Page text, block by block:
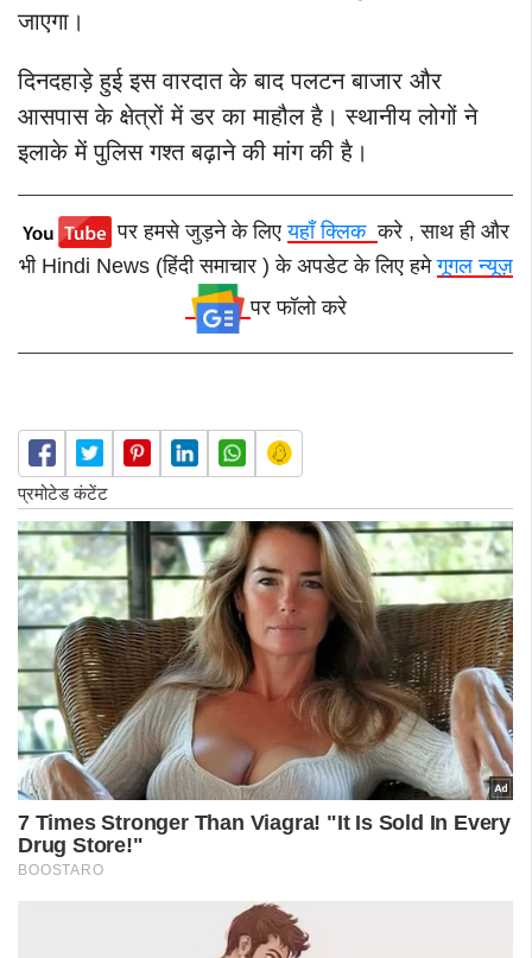
जाएगा।
दिनदहाड़े हुई इस वारदात के बाद पलटन बाजार और
आसपास के क्षेत्रों में डर का माहौल है। स्थानीय लोगों ने
इलाके में पुलिस गश्त बढ़ाने की मांग की है।
पर हमसे जुड़ने के लिएयहाँ क्लिककरे , साथ ही और
भी Hindi News (हिंदी समाचार ) के अपडेट के लिए हमेगूगल न्यूज़
पर फॉलो करे